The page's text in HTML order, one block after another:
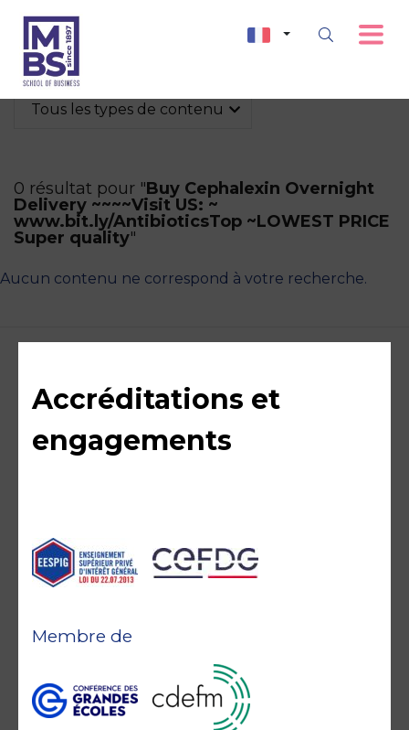
Tous les types de contenu
0 résultat pour "Buy Cephalexin Overnight
Delivery ~~~~Visit US: ~
www.bit.ly/AntibioticsTop ~LOWEST PRICE
Super quality"
Aucun contenu ne correspond à votre recherche.
Accréditations et
engagements
Membre de